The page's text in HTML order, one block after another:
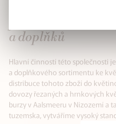
a doplňků
Hlavní činností této společnosti
a doplňkového sortimentu ke
distribuce tohoto zboží do
dovozy řezaných a hrnkových
burzy v Aalsmeeru v Nizozemí a
tuzemska, vytváříme vysoký